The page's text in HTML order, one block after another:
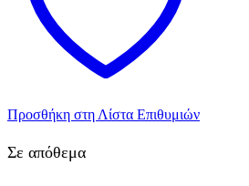
Προσθήκη στη Λίστα Επιθυμιών
Σε απόθεμα